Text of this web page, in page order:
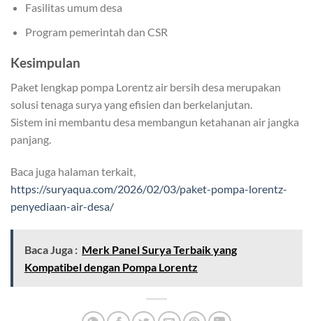
Fasilitas umum desa
Program pemerintah dan CSR
Kesimpulan
Paket lengkap pompa Lorentz air bersih desa merupakan
solusi tenaga surya yang efisien dan berkelanjutan.
Sistem ini membantu desa membangun ketahanan air jangka
panjang.
Baca juga halaman terkait,
https://suryaqua.com/2026/02/03/paket-pompa-lorentz-
penyediaan-air-desa/
Baca Juga : Merk Panel Surya Terbaik yang
Kompatibel dengan Pompa Lorentz